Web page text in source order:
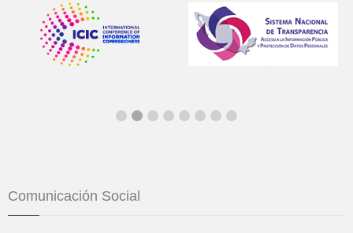
Comunicación Social